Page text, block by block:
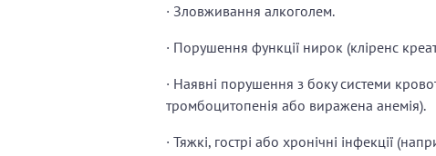
· Зловживання алкоголем.
· Порушення функції нирок (кліренс
· Наявні порушення з боку системи
тромбоцитопенія або виражена анемія).
· Тяжкі, гострі або хронічні інфекції